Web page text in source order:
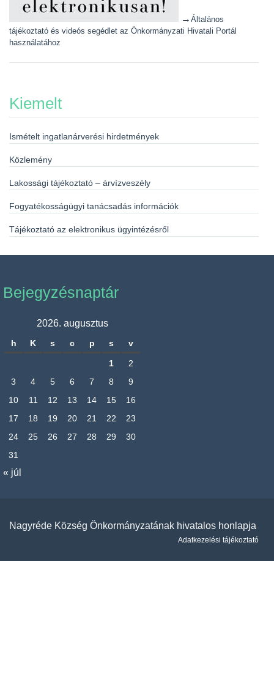
→ Általános
tájékoztató és videós segédlet az Önkormányzati Hivatali Portál
használatához
Kiemelt
Ismételt ingatlanárverési hirdetmények
Közlemény
Lakossági tájékoztató – árvízveszély
Fogyatékosságügyi tanácsadás információk
Tájékoztató az elektronikus ügyintézésről
Bejegyzésnaptár
2026. augusztus
h K s c p s v
1
2
3
4 5 6 7 8
9
10
11 12 13 14 15
16
17
18 19 20 21 22
23
24
25 26 27 28 29
30
31
« júl
Nagyréde Község Önkormányzatának hivatalos honlapja
Adatkezelési tájékoztató